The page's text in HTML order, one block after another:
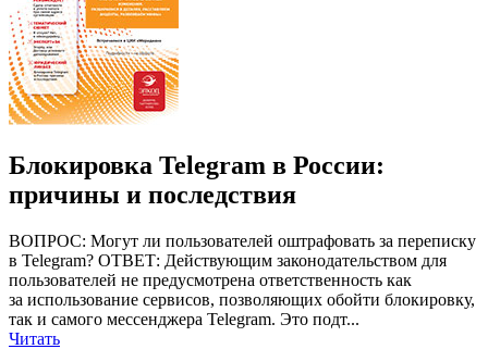
Блокировка Telegram в России:
причины и последствия
ВОПРОС: Могут ли пользователей оштрафовать за переписку
в Telegram? ОТВЕТ: Действующим законодательством для
пользователей не предусмотрена ответственность как
за использование сервисов, позволяющих обойти блокировку,
так и самого мессенджера Telegram. Это подт...
Читать